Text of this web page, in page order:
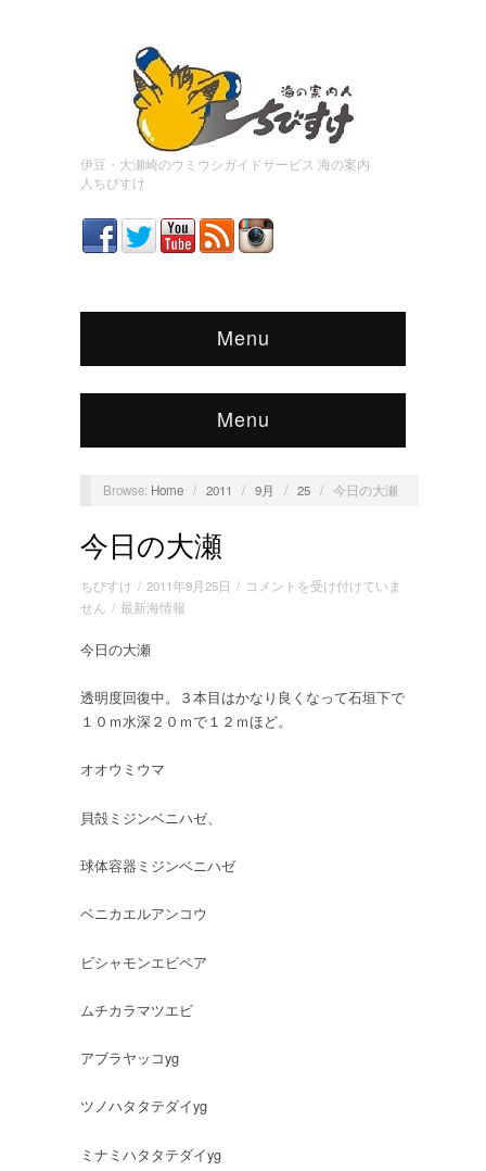
伊豆・大瀬崎のウミウシガイドサービス 海の案内
人ちびすけ
Menu
Menu
Browse: Home / 2011 / 9月 / 25 / 今日の大瀬
今日の大瀬
ちびすけ / 2011年9月25日 / 今
は
コメントを受け付けていま
せん / 最新海情報
今日の大瀬
透明度回復中。３本目はかなり良くなって石垣下で
１０ｍ水深２０ｍで１２ｍほど。
オオウミウマ
貝殻ミジンベニハゼ、
球体容器ミジンベニハゼ
ベニカエルアンコウ
ビシャモンエビペア
ムチカラマツエビ
アブラヤッコyg
ツノハタタテダイyg
ミナミハタタテダイyg